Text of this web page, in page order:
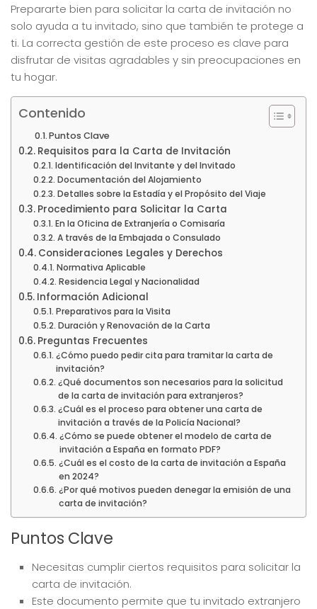
Prepararte bien para solicitar la carta de invitación no
solo ayuda a tu invitado, sino que también te protege a
ti. La correcta gestión de este proceso es clave para
disfrutar de visitas agradables y sin preocupaciones en
tu hogar.
Contenido
Puntos Clave
Requisitos para la Carta de Invitación
Identificación del Invitante y del Invitado
Documentación del Alojamiento
Detalles sobre la Estadía y el Propósito del Viaje
Procedimiento para Solicitar la Carta
En la Oficina de Extranjería o Comisaría
A través de la Embajada o Consulado
Consideraciones Legales y Derechos
Normativa Aplicable
Residencia Legal y Nacionalidad
Información Adicional
Preparativos para la Visita
Duración y Renovación de la Carta
Preguntas Frecuentes
¿Cómo puedo pedir cita para tramitar la carta de
invitación?
¿Qué documentos son necesarios para la solicitud
de la carta de invitación para extranjeros?
¿Cuál es el proceso para obtener una carta de
invitación a través de la Policía Nacional?
¿Cómo se puede obtener el modelo de carta de
invitación a España en formato PDF?
¿Cuál es el costo de la carta de invitación a España
en 2024?
¿Por qué motivos pueden denegar la emisión de una
carta de invitación?
Puntos Clave
Necesitas cumplir ciertos requisitos para solicitar la
carta de invitación.
Este documento permite que tu invitado extranjero